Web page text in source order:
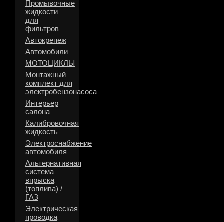
Промывочные
жидкости
для
фильтров
Автокрепеж
Автомобили
МОТОЦИКЛЫ
Монтажный
комплект для
электробензонасоса
Интерьер
салона
Калибровочная
жидкость
Электроснабжение
автомобиля
Альтернативная
система
впрыска
(топлива) /
ГАЗ
Электрическая
проводка